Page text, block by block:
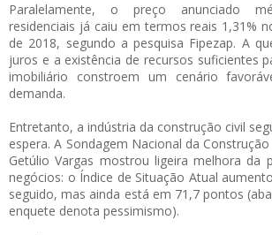
Paralelamente, o preço anunciado
residenciais já caiu em termos reais 1,31%
de 2018, segundo a pesquisa Fipezap. A
juros e a existência de recursos suficientes
imobiliário constroem um cenário
demanda.
Entretanto, a indústria da construção civil
espera. A Sondagem Nacional da
Getúlio Vargas mostrou ligeira melhora da
negócios: o Índice de Situação Atual
seguido, mas ainda está em 71,7 pontos
enquete denota pessimismo).